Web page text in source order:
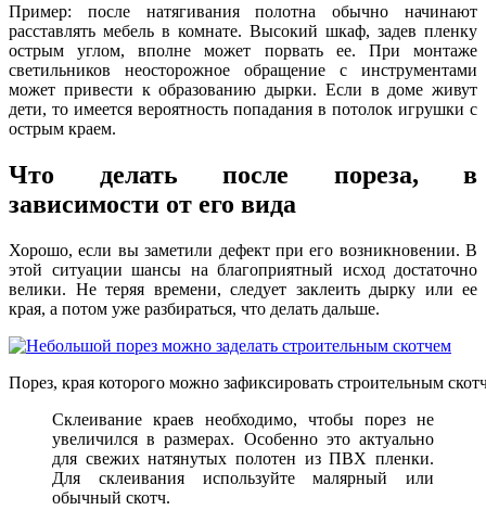
Пример: после натягивания полотна обычно начинают
расставлять мебель в комнате. Высокий шкаф, задев пленку
острым углом, вполне может порвать ее. При монтаже
светильников неосторожное обращение с инструментами
может привести к образованию дырки. Если в доме живут
дети, то имеется вероятность попадания в потолок игрушки с
острым краем.
Что делать после пореза, в
зависимости от его вида
Хорошо, если вы заметили дефект при его возникновении. В
этой ситуации шансы на благоприятный исход достаточно
велики. Не теряя времени, следует заклеить дырку или ее
края, а потом уже разбираться, что делать дальше.
Порез, края которого можно зафиксировать строительным
Склеивание краев необходимо, чтобы порез не
увеличился в размерах. Особенно это актуально
для свежих натянутых полотен из ПВХ пленки.
Для склеивания используйте малярный или
обычный скотч.